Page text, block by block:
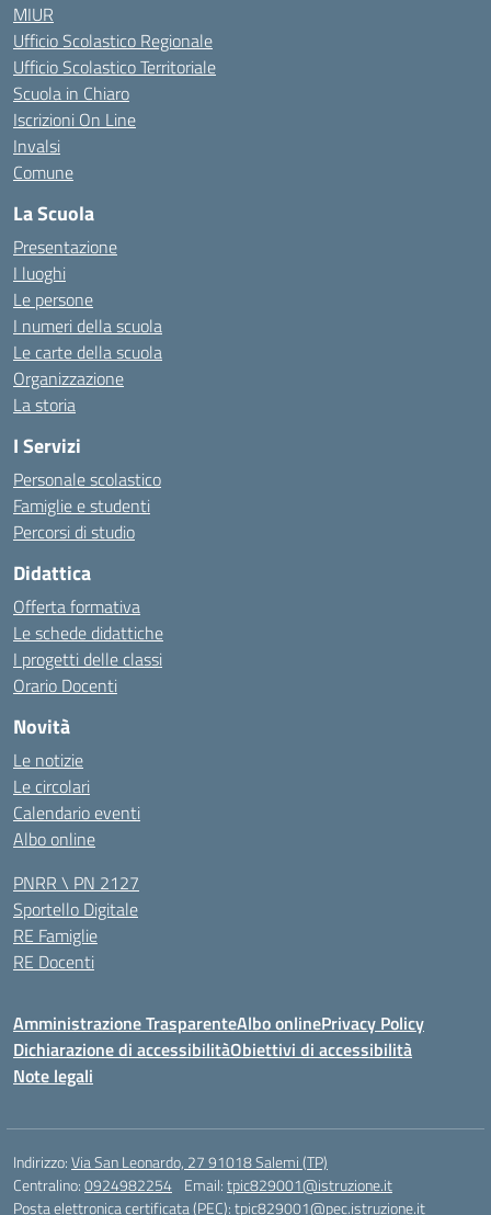
MIUR
Ufficio Scolastico Regionale
Ufficio Scolastico Territoriale
Scuola in Chiaro
Iscrizioni On Line
Invalsi
Comune
La Scuola
Presentazione
I luoghi
Le persone
I numeri della scuola
Le carte della scuola
Organizzazione
La storia
I Servizi
Personale scolastico
Famiglie e studenti
Percorsi di studio
Didattica
Offerta formativa
Le schede didattiche
I progetti delle classi
Orario Docenti
Novità
Le notizie
Le circolari
Calendario eventi
Albo online
PNRR \ PN 2127
Sportello Digitale
RE Famiglie
RE Docenti
Amministrazione TrasparenteAlbo onlinePrivacy Policy
Dichiarazione di accessibilitàObiettivi di accessibilità
Note legali
Indirizzo:Via San Leonardo, 27 91018 Salemi (TP)
Centralino:0924982254 Email:tpic829001@istruzione.it
Posta elettronica certificata (PEC):tpic829001@pec.istruzione.it